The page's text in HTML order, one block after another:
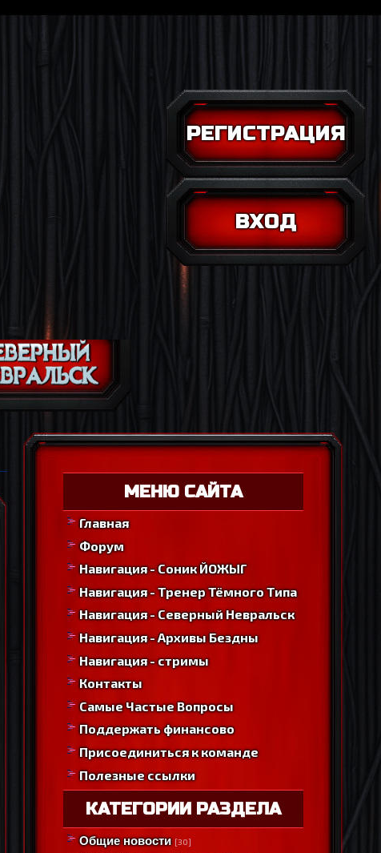
РЕГИСТРАЦИЯ
ВХОД
МЕНЮ САЙТА
Главная
Форум
Навигация - Соник ЙОЖЫГ
Навигация - Тренер Тёмного Типа
Навигация - Северный Невральск
Навигация - Архивы Бездны
Навигация - стримы
Контакты
Самые Частые Вопросы
Поддержать финансово
Присоединиться к команде
Полезные ссылки
КАТЕГОРИИ РАЗДЕЛА
Общие новости [30]